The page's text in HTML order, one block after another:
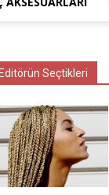
Editörün Seçtikleri